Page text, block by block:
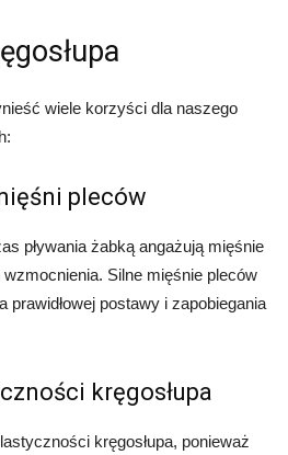
wiele korzyści dla naszego
pleców
pływania żabką angażują mięśnie
Silne mięśnie pleców
postawy i zapobiegania
kręgosłupa
kręgosłupa, ponieważ